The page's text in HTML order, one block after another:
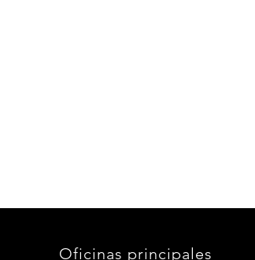
Oficinas principales